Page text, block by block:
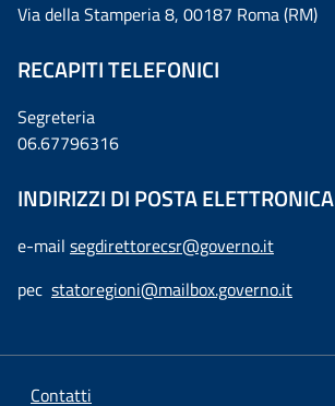
Via della Stamperia 8, 00187 Roma (RM)
RECAPITI TELEFONICI
Segreteria
06.67796316
INDIRIZZI DI POSTA ELETTRONICA
e-mail segdirettorecsr@governo.it
pec statoregioni@mailbox.governo.it
Contatti